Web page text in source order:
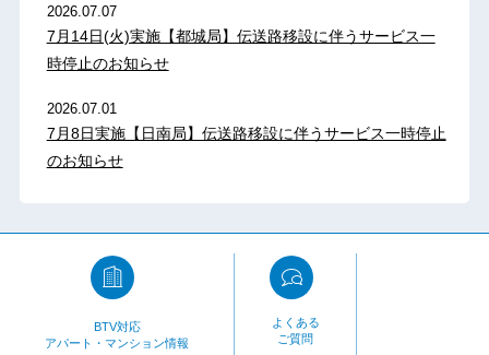
2026.07.07
7月14日(火)実施【都城局】伝送路移設に伴うサービス一
時停止のお知らせ
2026.07.01
7月8日実施【日南局】伝送路移設に伴うサービス一時停止
のお知らせ
BTV対応
アパート・マンション情報
よくある
ご質問